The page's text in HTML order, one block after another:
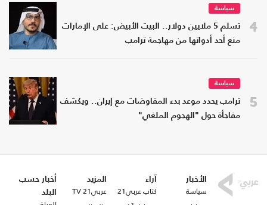
4
سياسة
تسلم 5 ملايين دولار.. البيت الأبيض: على الإمارات
منع أحد أدواتها من مهاجمة ترامب
5
سياسة
ترامب يحدد موعد بدء المفاوضات مع إيران.. ويكشف
مفاجأة حول "الهجوم الملغي"
الأخبار
سياسة
آراء
كتاب عربي21
المزيد
عربي21 TV
أخبار حسب
البلد